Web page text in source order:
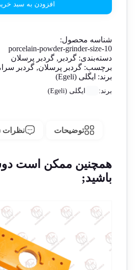
افزودن به سبد
شناسه محصول:
porcelain-powder-grinder-size-10
دسته‌بندی: گردبر , گردبر پرسلان
برچسب: گردبر پرسلان, گردبر
برند: ایگلی (Egeli)
برند: ایگلی (Egeli)
توضیحات نظرات
همچنین ممکن است
باشید;